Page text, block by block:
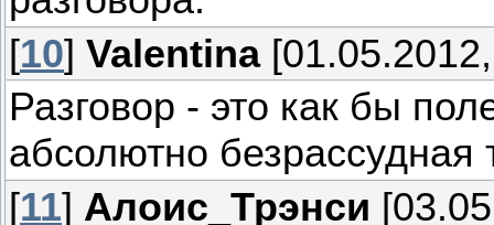
[10] Valentina
Разговор - это как бы
абсолютно безрассудная
[11] Алоис_Трэнси